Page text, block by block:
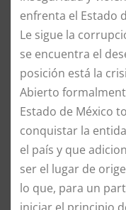
enfrenta el Estado
Le sigue la
se encuentra el
posición está la
Abierto
Estado de México
conquistar la
el país y que
ser el lugar de
lo que, para un
iniciar el principio